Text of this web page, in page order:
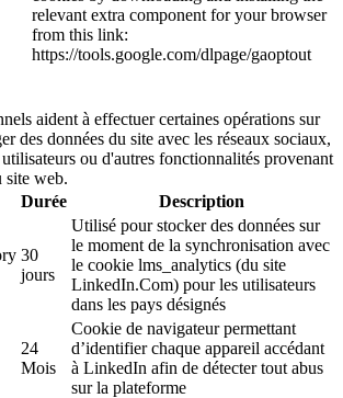
relevant extra component for your browser
from this link:
https://tools.google.com/dlpage/gaoptout
aident à effectuer certaines opérations sur
des données du site avec les réseaux sociaux,
ou d'autres fonctionnalités provenant
site web.
Durée Description
30
jours
Utilisé pour stocker des données sur
le moment de la synchronisation avec
le cookie lms_analytics (du site
LinkedIn.Com) pour les utilisateurs
dans les pays désignés
24
Mois
Cookie de navigateur permettant
d’identifier chaque appareil accédant
à LinkedIn afin de détecter tout abus
sur la plateforme